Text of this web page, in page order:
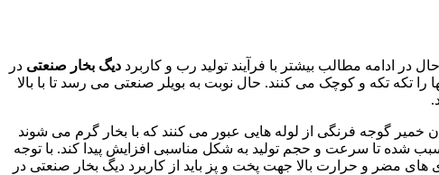
ادامه مطالب بیشتر با فرآیند تولید رب و کاربرد دیگ بخار صنعتی در
تکه تکه و کوچک می کنند. حال نوبت به بویلر صنعتی می رسد تا با بالا
گوجه فرنگی از لوله هایی عبور می کنند که با بخار گرم می شوند
شده تا سرعت و حجم تولید به شکل مناسبی افزایش پیدا کند. با توجه
های مضر و حرارت بالا جهت پخت و پز باید از کاربرد دیگ بخار صنعتی در